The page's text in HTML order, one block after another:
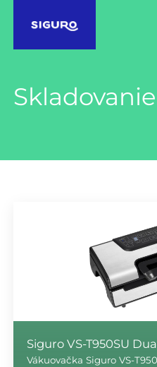
Siguro VS-T950SU
Vákuovačka Siguro VS-